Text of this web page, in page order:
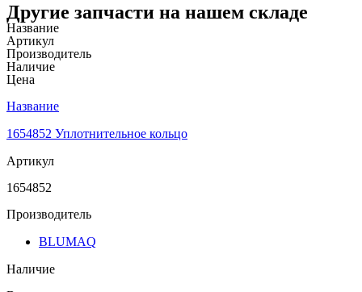
Другие запчасти на нашем складе
Название
Артикул
Производитель
Наличие
Цена
Название
1654852 Уплотнительное кольцо
Артикул
1654852
Производитель
BLUMAQ
Наличие